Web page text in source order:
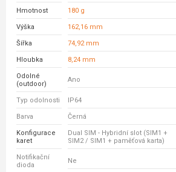
Hmotnost 180 g
Výška 162,16 mm
Šířka 74,92 mm
Hloubka 8,24 mm
Odolné
(outdoor)
Ano
Typ odolnosti IP64
Barva Černá
Konfigurace
karet
Dual SIM - Hybridní slot (SIM1 +
SIM2 / SIM1 + paměťová karta)
Notifikační
dioda
Ne